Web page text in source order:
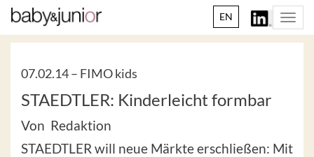
EN
07.02.14 – FIMO kids
STAEDTLER: Kinderleicht formbar
Von Redaktion
STAEDTLER will neue Märkte erschließen: Mit